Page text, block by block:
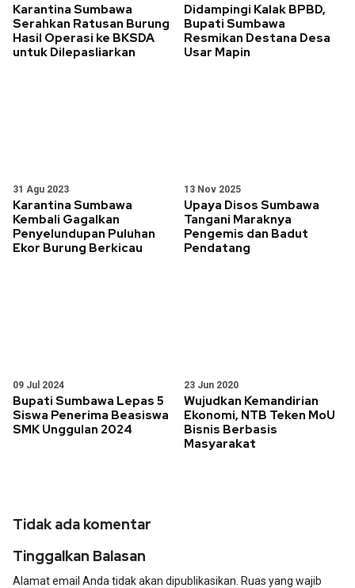
Karantina Sumbawa
Serahkan Ratusan Burung
Hasil Operasi ke BKSDA
untuk Dilepasliarkan
Didampingi Kalak BPBD,
Bupati Sumbawa
Resmikan Destana Desa
Usar Mapin
31 Agu 2023
Karantina Sumbawa
Kembali Gagalkan
Penyelundupan Puluhan
Ekor Burung Berkicau
13 Nov 2025
Upaya Disos Sumbawa
Tangani Maraknya
Pengemis dan Badut
Pendatang
09 Jul 2024
Bupati Sumbawa Lepas 5
Siswa Penerima Beasiswa
SMK Unggulan 2024
23 Jun 2020
Wujudkan Kemandirian
Ekonomi, NTB Teken MoU
Bisnis Berbasis
Masyarakat
Tidak ada komentar
Tinggalkan Balasan
Alamat email Anda tidak akan dipublikasikan. Ruas yang wajib